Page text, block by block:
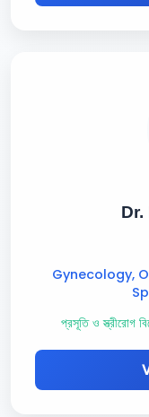
Gynecology,
প্রসূতি ও